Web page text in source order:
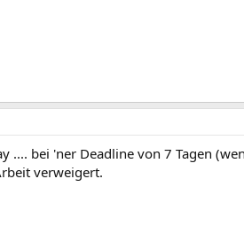
.... bei 'ner Deadline von 7 Tagen
verweigert.